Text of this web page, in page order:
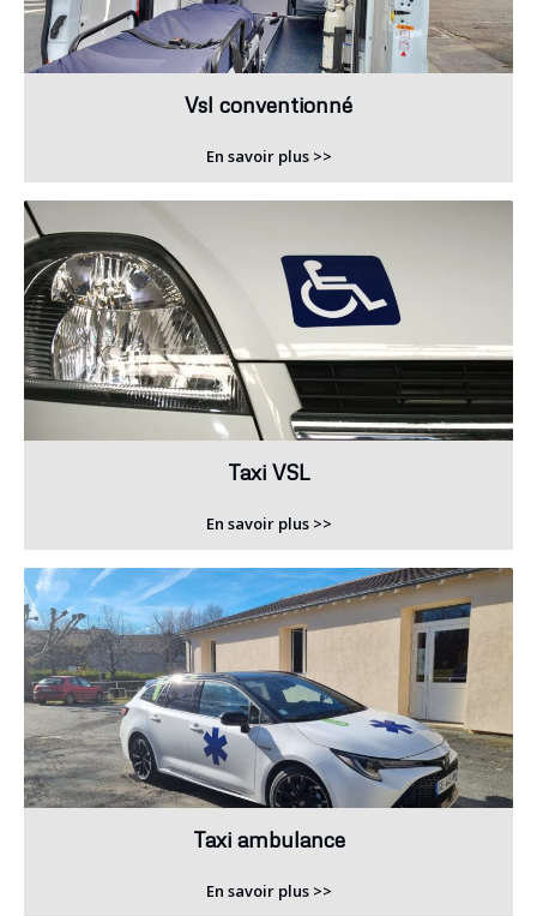
Vsl conventionné
En savoir plus >>
Taxi VSL
En savoir plus >>
Taxi ambulance
En savoir plus >>